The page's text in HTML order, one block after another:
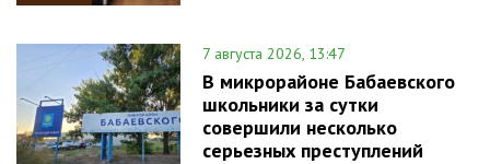
7 августа 2026, 13:47
В микрорайоне Бабаевского
школьники за сутки
совершили несколько
серьезных преступлений